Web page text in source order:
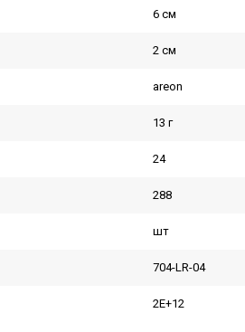
6 см
2 см
areon
13 г
24
288
шт
704-LR-04
2E+12